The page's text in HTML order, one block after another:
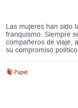
Las mujeres han sido
franquismo. Siempre
compañeros de viaje,
su compromiso político
Papel: